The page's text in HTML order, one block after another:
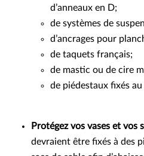
d’anneaux en D;
de systèmes de
d’ancrages pour
de taquets français;
de mastic ou de cire
de piédestaux fixés
Protégez vos vases et vos
devraient être fixés à des